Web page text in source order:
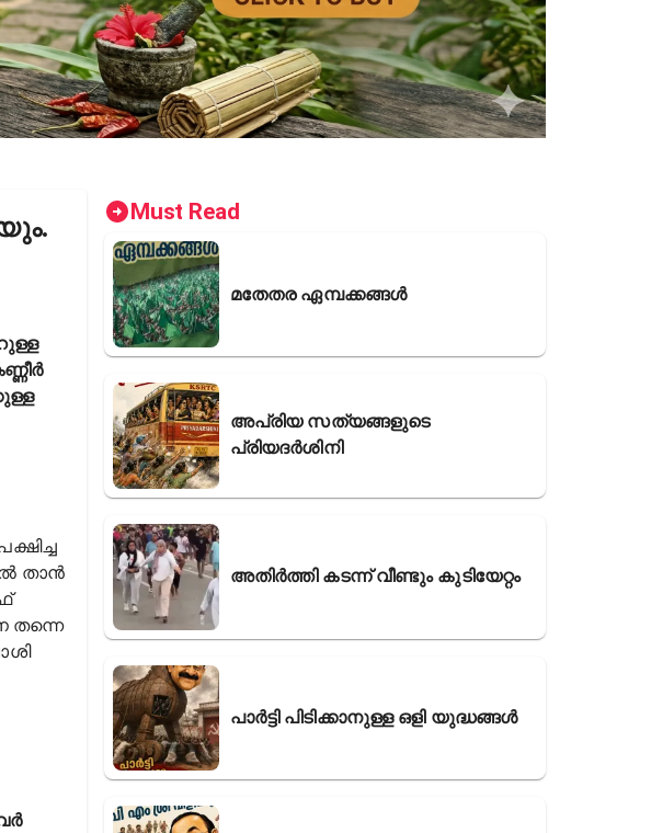
താൻ
തന്നെ
Must Read
മതേതര ഏമ്പക്കങ്ങൾ
അപ്രിയ സത്യങ്ങളുടെ
പ്രിയദർശിനി
അതിർത്തി കടന്ന് വീണ്ടും കുടിയേറ്റം
പാർട്ടി പിടിക്കാനുള്ള ഒളി യുദ്ധങ്ങൾ